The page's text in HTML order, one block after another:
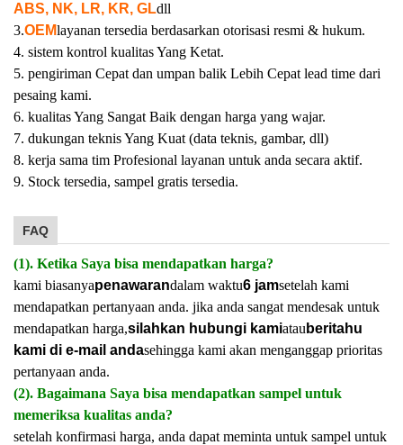
ABS, NK, LR, KR, GLdll
3.OEMlayanan tersedia berdasarkan otorisasi resmi & hukum.
4. sistem kontrol kualitas Yang Ketat.
5. pengiriman Cepat dan umpan balik Lebih Cepat lead time dari
pesaing kami.
6. kualitas Yang Sangat Baik dengan harga yang wajar.
7. dukungan teknis Yang Kuat (data teknis, gambar, dll)
8. kerja sama tim Profesional layanan untuk anda secara aktif.
9. Stock tersedia, sampel gratis tersedia.
FAQ
(1). Ketika Saya bisa mendapatkan harga?
kami biasanyapenawarandalam waktu6 jamsetelah kami
mendapatkan pertanyaan anda. jika anda sangat mendesak untuk
mendapatkan harga,silahkan hubungi kamiatau beritahu
kami di e-mail andasehingga kami akan menganggap prioritas
pertanyaan anda.
(2). Bagaimana Saya bisa mendapatkan sampel untuk
memeriksa kualitas anda?
setelah konfirmasi harga, anda dapat meminta untuk sampel untuk